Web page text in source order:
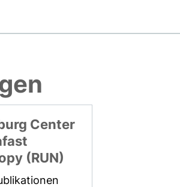
Center
(RUN)